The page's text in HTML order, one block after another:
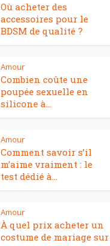
Où acheter des
accessoires pour le
BDSM de qualité ?
Amour
Combien coûte une
poupée sexuelle en
silicone à...
Amour
Comment savoir s’il
m’aime vraiment : le
test dédié à...
Amour
À quel prix acheter un
costume de mariage sur